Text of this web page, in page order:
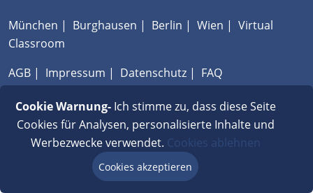
München | Burghausen | Berlin | Wien | Virtual
Classroom
AGB | Impressum | Datenschutz | FAQ
Cookie Warnung-Ich stimme zu, dass diese Seite
Cookies für Analysen, personalisierte Inhalte und
Werbezwecke verwendet. Cookies ablehnen
Cookies akzeptieren